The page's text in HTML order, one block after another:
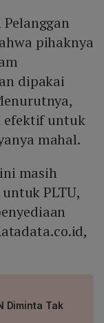
pihaknya
dipakai
efektif untuk
mahal.
masih
PLTU,
Diminta Tak